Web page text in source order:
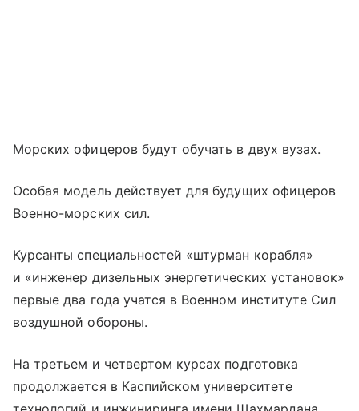
Морских офицеров будут обучать в двух вузах.
Особая модель действует для будущих офицеров
Военно-морских сил.
Курсанты специальностей «штурман корабля»
и «инженер дизельных энергетических установок»
первые два года учатся в Военном институте Сил
воздушной обороны.
На третьем и четвертом курсах подготовка
продолжается в Каспийском университете